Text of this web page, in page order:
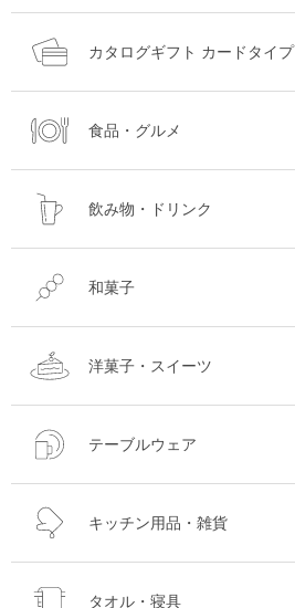
カタログギフト カードタイプ
食品・グルメ
飲み物・ドリンク
和菓子
洋菓子・スイーツ
テーブルウェア
キッチン用品・雑貨
タオル・寝具